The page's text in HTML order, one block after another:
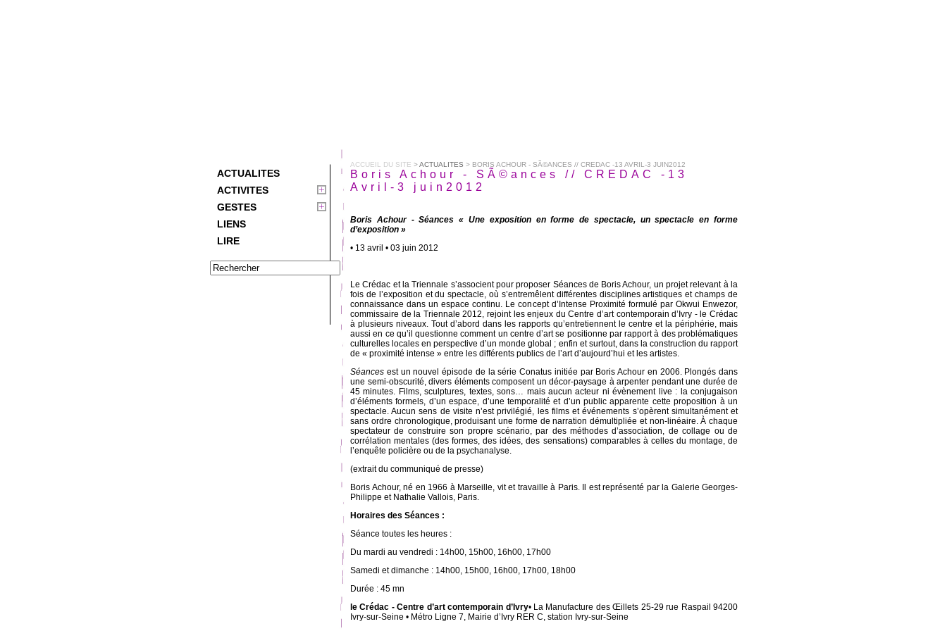
ACTUALITES
ACTIVITES
GESTES
LIENS
LIRE
ACCUEIL DU SITE >ACTUALITES > BORIS ACHOUR - SÃ©ANCES // CREDAC -13 AVRIL-3 JUIN2012
Boris Achour - SÃ©ances // CREDAC -13
Avril-3 juin2012
Boris Achour - Séances « Une exposition en forme de spectacle, un spectacle en forme
d’exposition »
• 13 avril • 03 juin 2012
Le Crédac et la Triennale s’associent pour proposer Séances de Boris Achour, un projet relevant à la
fois de l’exposition et du spectacle, où s’entremêlent différentes disciplines artistiques et champs de
connaissance dans un espace continu. Le concept d’Intense Proximité formulé par Okwui Enwezor,
commissaire de la Triennale 2012, rejoint les enjeux du Centre d’art contemporain d’Ivry - le Crédac
à plusieurs niveaux. Tout d’abord dans les rapports qu’entretiennent le centre et la périphérie, mais
aussi en ce qu’il questionne comment un centre d’art se positionne par rapport à des problématiques
culturelles locales en perspective d’un monde global ; enfin et surtout, dans la construction du rapport
de « proximité intense » entre les différents publics de l’art d’aujourd’hui et les artistes.
Séances est un nouvel épisode de la série Conatus initiée par Boris Achour en 2006. Plongés dans
une semi-obscurité, divers éléments composent un décor-paysage à arpenter pendant une durée de
45 minutes. Films, sculptures, textes, sons… mais aucun acteur ni évènement live : la conjugaison
d’éléments formels, d’un espace, d’une temporalité et d’un public apparente cette proposition à un
spectacle. Aucun sens de visite n’est privilégié, les films et événements s’opèrent simultanément et
sans ordre chronologique, produisant une forme de narration démultipliée et non-linéaire. À chaque
spectateur de construire son propre scénario, par des méthodes d’association, de collage ou de
corrélation mentales (des formes, des idées, des sensations) comparables à celles du montage, de
l’enquête policière ou de la psychanalyse.
(extrait du communiqué de presse)
Boris Achour, né en 1966 à Marseille, vit et travaille à Paris. Il est représenté par la Galerie Georges-
Philippe et Nathalie Vallois, Paris.
Horaires des Séances :
Séance toutes les heures :
Du mardi au vendredi : 14h00, 15h00, 16h00, 17h00
Samedi et dimanche : 14h00, 15h00, 16h00, 17h00, 18h00
Durée : 45 mn
le Crédac - Centre d’art contemporain d’Ivry• La Manufacture des Œillets 25-29 rue Raspail 94200
Ivry-sur-Seine • Métro Ligne 7, Mairie d’Ivry RER C, station Ivry-sur-Seine